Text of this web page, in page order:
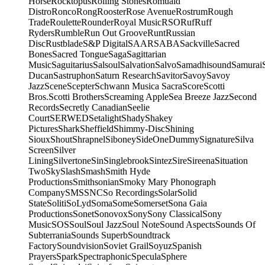
DistroRoncoRongRoosterRose AvenueRostrumRough
TradeRouletteRounderRoyal MusicRSORufRuff
RydersRumbleRun Out GrooveRuntRussian
DiscRustbladeS&P DigitalSAARSABASackvilleSacred
BonesSacred TongueSagaSagittarian
MusicSaguitariusSalsoulSalvationSalvoSamadhisoundSamurai
DucanSastruphonSaturn ResearchSavitorSavoySavoy
JazzSceneScepterSchwann Musica SacraScoreScotti
Bros.Scotti BrothersScreaming AppleSea Breeze JazzSecond
RecordsSecretly CanadianSeelie
CourtSERWEDSetalightShadyShakey
PicturesSharkSheffieldShimmy-DiscShining
SiouxShoutShrapnelSiboneySideOneDummySignatureSilva
ScreenSilver
LiningSilvertoneSinSinglebrookSintezSireSireenaSituation
TwoSkySlashSmashSmith Hyde
ProductionsSmithsonianSmoky Mary Phonograph
CompanySMSSNCSo RecordingsSolarSolid
StateSolitiSoLydSomaSomeSomersetSona Gaia
ProductionsSonetSonovoxSonySony ClassicalSony
MusicSOSSoulSoul JazzSoul NoteSound AspectsSounds Of
SubterraniaSounds SuperbSoundtrack
FactorySoundvisionSoviet GrailSoyuzSpanish
PrayersSparkSpectraphonicSpeculaSphere